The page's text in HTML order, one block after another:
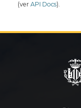
(ver API Docs).